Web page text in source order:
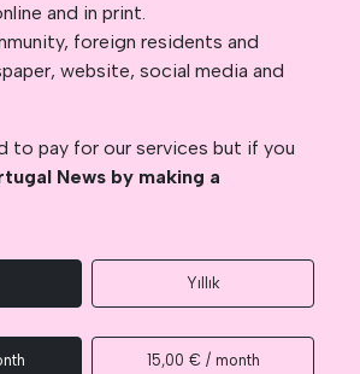
and in print.
foreign residents and
website, social media and
to pay for our services but if you
News by making a
Yıllık
15,00 € / month